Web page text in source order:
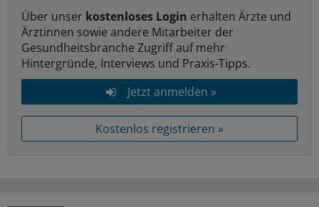
Über unser kostenloses Login erhalten Ärzte und
Ärztinnen sowie andere Mitarbeiter der
Gesundheitsbranche Zugriff auf mehr
Hintergründe, Interviews und Praxis-Tipps.
Jetzt anmelden »
Kostenlos registrieren »